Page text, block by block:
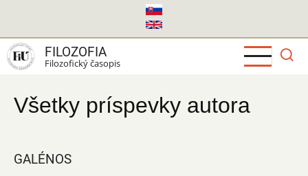
hlavný
obsah
FILOZOFIA
Filozofický časopis
Všetky príspevky autora
GALÉNOS